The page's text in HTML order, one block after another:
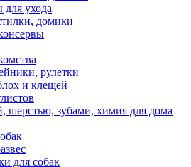
ухода
домики
рулетки
и клещей
шерстью, зубами, химия для дома
для собак